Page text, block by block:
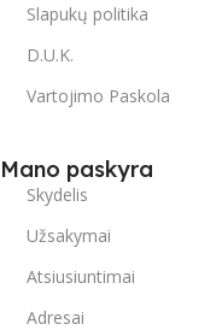
Slapukų politika
D.U.K.
Vartojimo Paskola
Mano paskyra
Skydelis
Užsakymai
Atsiusiuntimai
Adresai